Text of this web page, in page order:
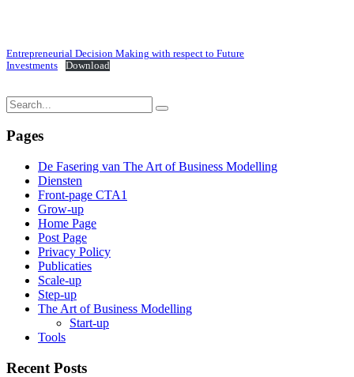
Entrepreneurial Decision Making with respect to Future
Investments
Download
Pages
De Fasering van The Art of Business Modelling
Diensten
Front-page CTA1
Grow-up
Home Page
Post Page
Privacy Policy
Publicaties
Scale-up
Step-up
The Art of Business Modelling
Start-up
Tools
Recent Posts